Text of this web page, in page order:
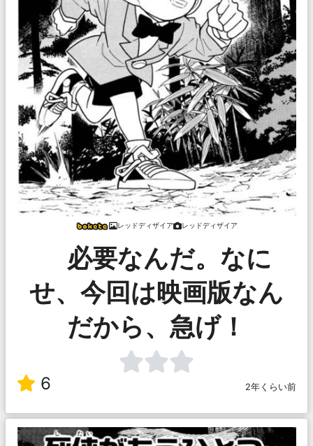
レッドディザイア レッドディザイア
必要なんだ。なに
せ、今回は映画版なん
だから、急げ！
6 2年くらい前